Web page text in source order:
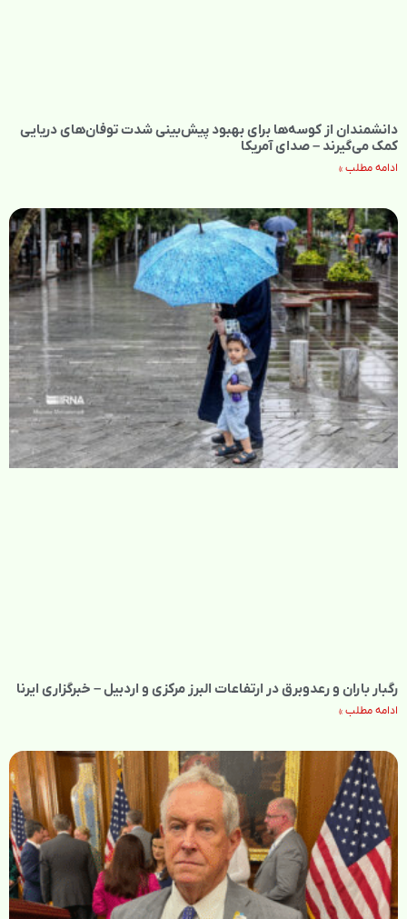
دانشمندان از کوسه‌ها برای بهبود پیش‌بینی شدت توفان‌های دریایی
کمک می‌گیرند – صدای آمریکا
ادامه مطلب »
رگبار باران و رعدوبرق در ارتفاعات البرز مرکزی و اردبیل – خبرگزاری ایرنا
ادامه مطلب »